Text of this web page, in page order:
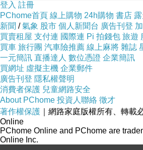
登入 註冊
PChome首頁 線上購物 24h購物 書店
新聞 /氣象 股市 個人新聞台 廣告刊登
買賣租屋 支付連 國際連 Pi 拍錢包 旅遊
買車 旅行團 汽車險推薦 線上麻將 雜誌
一元簡訊 直播達人 數位憑證 企業簡訊
買網址 虛擬主機 企業郵件
廣告刊登 隱私權聲明
消費者保護 兒童網路安全
About PChome 投資人聯絡 徵才
著作權保護 ｜網路家庭版權所有、轉載
Online
PChome Online and PChome are
Online Inc.